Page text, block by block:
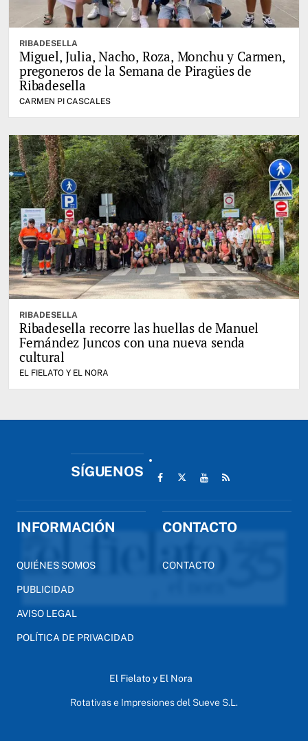
RIBADESELLA
Miguel, Julia, Nacho, Roza, Monchu y Carmen,
pregoneros de la Semana de Piragües de
Ribadesella
CARMEN PI CASCALES
RIBADESELLA
Ribadesella recorre las huellas de Manuel
Fernández Juncos con una nueva senda
cultural
EL FIELATO Y EL NORA
SÍGUENOS
INFORMACIÓN
QUIÉNES SOMOS
PUBLICIDAD
AVISO LEGAL
POLÍTICA DE PRIVACIDAD
CONTACTO
CONTACTO
El Fielato y El Nora
Rotativas e Impresiones del Sueve S.L.